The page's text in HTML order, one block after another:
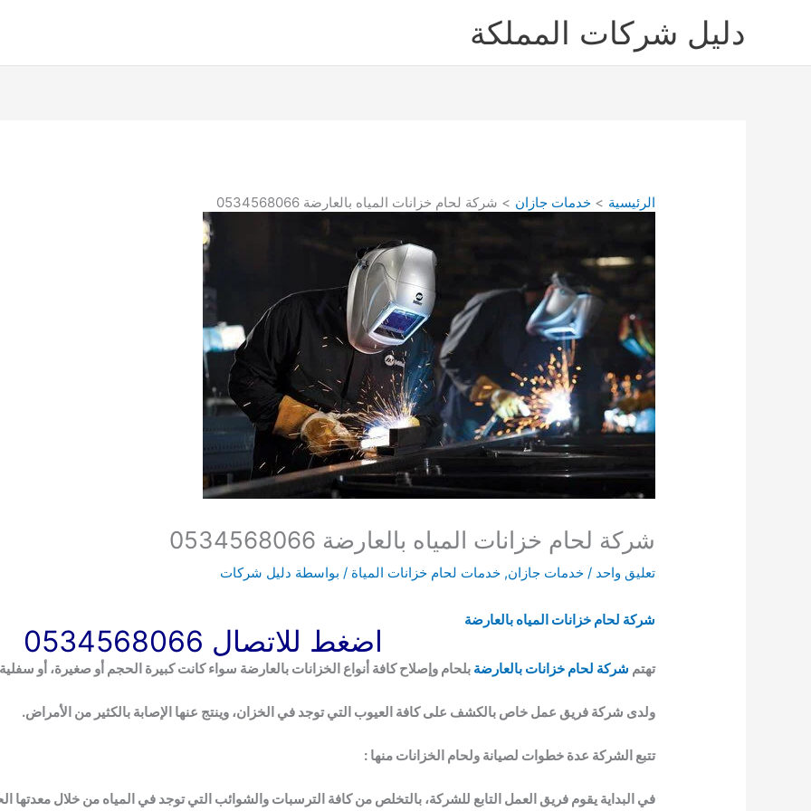
دليل شركات المملكة
الرئيسية خدمات جازان شركة لحام خزانات المياه بالعارضة 0534568066
شركة لحام خزانات المياه بالعارضة 0534568066
تعليق واحد /خدمات جازان,خدمات لحام خزانات المياة / بواسطة دليل شركات
شركة لحام خزانات المياه بالعارضة
اضغط للاتصال 0534568066
تهتم شركة لحام خزانات بالعارضة بلحام وإصلاح كافة أنواع الخزانات بالعارضة سواء كانت كبيرة الحجم أو صغيرة، أو
ولدى شركة فريق عمل خاص بالكشف على كافة العيوب التي توجد في الخزان، وينتج عنها الإصابة بالكثير من الأمراض.
تتبع الشركة عدة خطوات لصيانة ولحام الخزانات منها :
في البداية يقوم فريق العمل التابع للشركة، بالتخلص من كافة الترسبات والشوائب التي توجد في المياه من خلال معدتها